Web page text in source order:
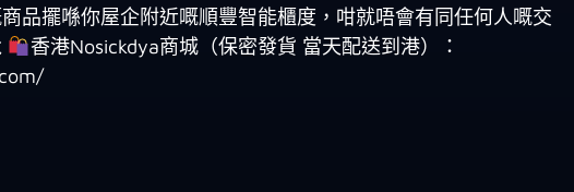
品擺喺你屋企附近嘅順豐智能櫃度，咁就唔會有同任何人嘅交
香港Nosickdya商城（保密發貨 當天配送到港）：